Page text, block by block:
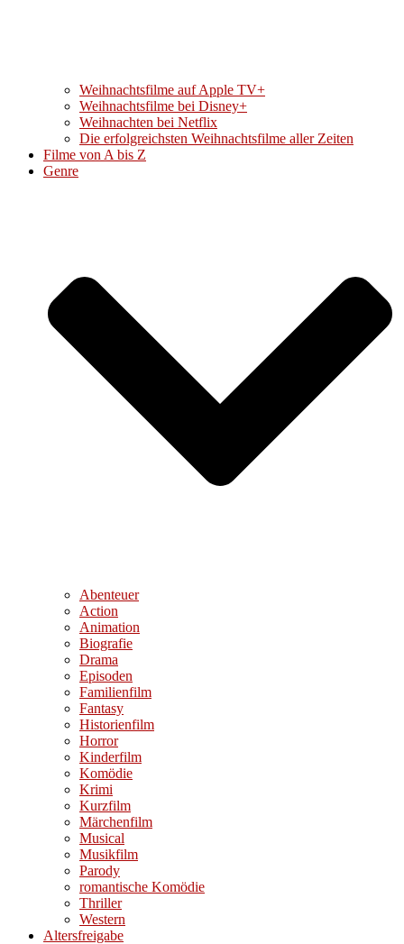
Weihnachtsfilme auf Apple TV+
Weihnachtsfilme bei Disney+
Weihnachten bei Netflix
Die erfolgreichsten Weihnachtsfilme aller Zeiten
Filme von A bis Z
Genre
Abenteuer
Action
Animation
Biografie
Drama
Episoden
Familienfilm
Fantasy
Historienfilm
Horror
Kinderfilm
Komödie
Krimi
Kurzfilm
Märchenfilm
Musical
Musikfilm
Parody
romantische Komödie
Thriller
Western
Altersfreigabe